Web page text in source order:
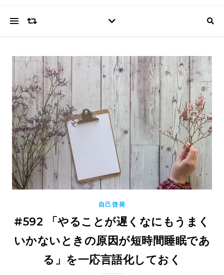
自己啓発
#592 「やることが遅くなにもうまく
いかないときの原因が短時間睡眠であ
る」を一応言語化しておく